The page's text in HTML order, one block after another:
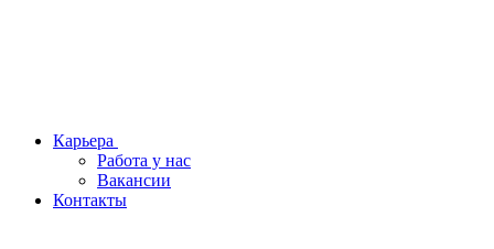
Карьера
Работа у нас
Вакансии
Контакты